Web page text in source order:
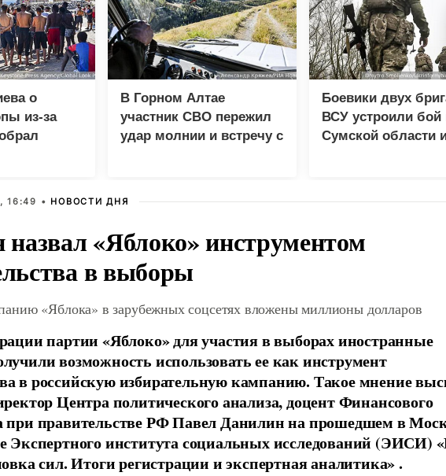
о
из-за
В Горном Алтае
участник СВО пережил
удар молнии и встречу с
Боевики двух
ВСУ устроили бой
Сумской области
16:49 • НОВОСТИ ДНЯ
«Яблоко» инструментом
в выборы
«Яблока» в зарубежных соцсетях вложены миллионы долларов
партии «Яблоко» для участия в выборах иностранные
возможность использовать ее как инструмент
в российскую избирательную кампанию. Такое мнение
Центра политического анализа, доцент Финансового
при правительстве РФ Павел Данилин на прошедшем в
Экспертного института социальных исследований (ЭИСИ)
сил. Итоги регистрации и экспертная аналитика» .